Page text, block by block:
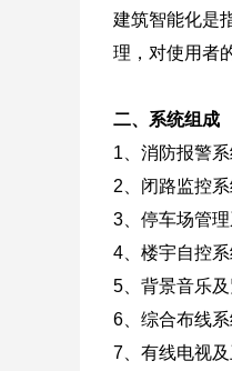
建筑智能化是
理，对使用者
二、系统组成
1、消防报警
2、闭路监控
3、停车场管
4、楼宇自控
5、背景音乐
6、综合布线
7、有线电视